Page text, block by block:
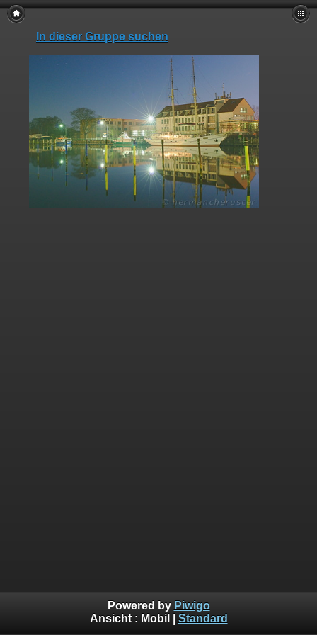
In dieser Gruppe suchen
Powered by Piwigo
Ansicht : Mobil Standard